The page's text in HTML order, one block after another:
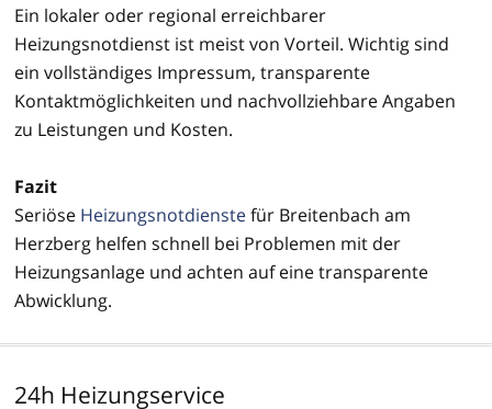
Ein lokaler oder regional erreichbarer
Heizungsnotdienst ist meist von Vorteil. Wichtig sind
ein vollständiges Impressum, transparente
Kontaktmöglichkeiten und nachvollziehbare Angaben
zu Leistungen und Kosten.
Fazit
Seriöse Heizungsnotdienstefür Breitenbach am
Herzberg helfen schnell bei Problemen mit der
Heizungsanlage und achten auf eine transparente
Abwicklung.
24h Heizungservice